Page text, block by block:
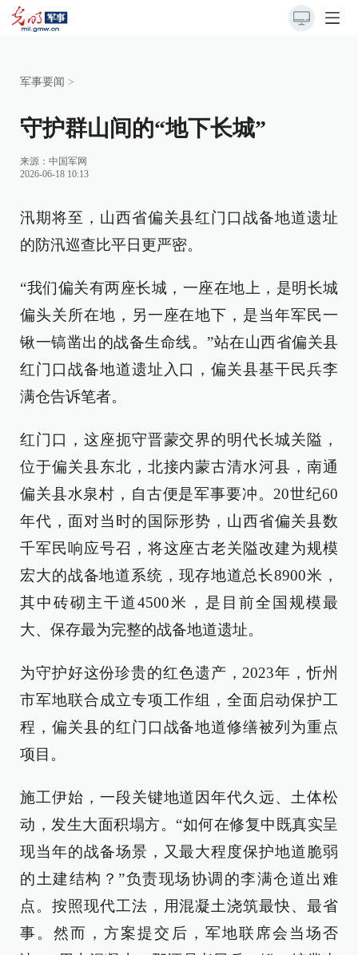
军事要闻 >
守护群山间的“地下长城”
来源： 中国军网
2026-06-18 10:13
汛期将至，山西省偏关县红门口战备地道遗址
的防汛巡查比平日更严密。
“我们偏关有两座长城，一座在地上，是明长城
偏头关所在地，另一座在地下，是当年军民一
锹一镐凿出的战备生命线。”站在山西省偏关县
红门口战备地道遗址入口，偏关县基干民兵李
满仓告诉笔者。
红门口，这座扼守晋蒙交界的明代长城关隘，
位于偏关县东北，北接内蒙古清水河县，南通
偏关县水泉村，自古便是军事要冲。20世纪60
年代，面对当时的国际形势，山西省偏关县数
千军民响应号召，将这座古老关隘改建为规模
宏大的战备地道系统，现存地道总长8900米，
其中砖砌主干道4500米，是目前全国规模最
大、保存最为完整的战备地道遗址。
为守护好这份珍贵的红色遗产，2023年，忻州
市军地联合成立专项工作组，全面启动保护工
程，偏关县的红门口战备地道修缮被列为重点
项目。
施工伊始，一段关键地道因年代久远、土体松
动，发生大面积塌方。“如何在修复中既真实呈
现当年的战备场景，又最大程度保护地道脆弱
的土建结构？”负责现场协调的李满仓道出难
点。按照现代工法，用混凝土浇筑最快、最省
事。然而，方案提交后，军地联席会当场否